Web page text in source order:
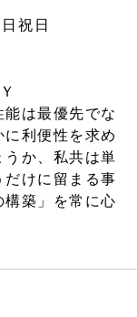
祝日
は最優先でな
利便性を求め
か、私共は単
けに留まる事
築」を常に心